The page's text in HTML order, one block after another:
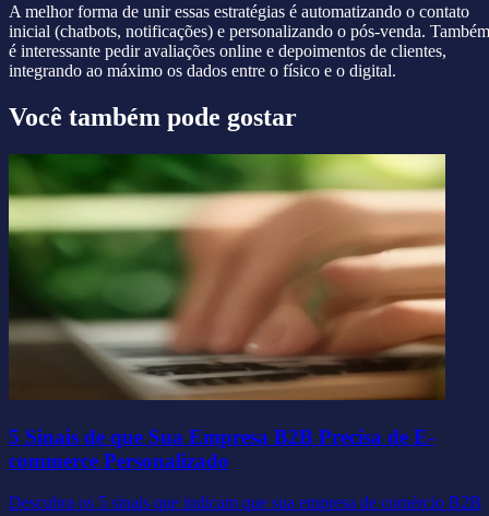
A melhor forma de unir essas estratégias é automatizando o contato
inicial (chatbots, notificações) e personalizando o pós-venda. Também
é interessante pedir avaliações online e depoimentos de clientes,
integrando ao máximo os dados entre o físico e o digital.
Você também pode gostar
5 Sinais de que Sua Empresa B2B Precisa de E-
commerce Personalizado
Descubra os 5 sinais que indicam que sua empresa de comércio B2B